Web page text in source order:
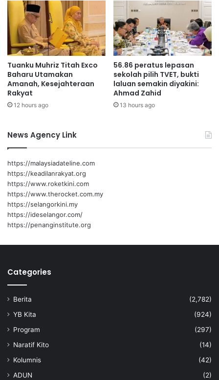
u
l
u
K
e
o
h
a
n
P
i
a
l
a
T
u
a
n
2
Tuanku Muhriz Titah Exco
Baharu Utamakan
Amanah, Kesejahteraan
Rakyat
12 hours ago
56.86 peratus lepasan
sekolah pilih TVET, bukti
laluan semakin diyakini:
Ahmad Zahid
13 hours ago
News Agency Link
https://malaysiadateline.com
https://keadilanrakyat.org
https://www.roketkini.com
https://www.therocket.com.my
https://selangorkini.my
https://ideselangor.com/
https://penanginstitute.org
Categories
Berita
(2,782)
YB Kita
(924)
Program
(297)
Naratif Kito
(14)
Kolumnis
(42)
ADUN
(2)